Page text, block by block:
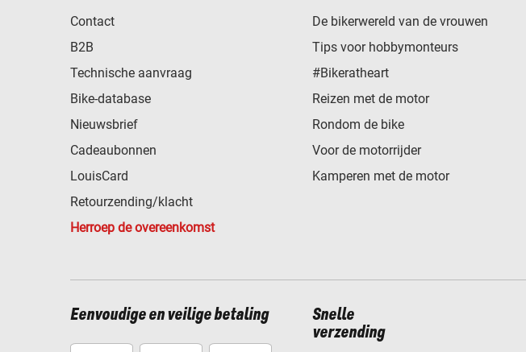
Contact
B2B
Technische aanvraag
Bike-database
Nieuwsbrief
Cadeaubonnen
LouisCard
Retourzending/klacht
Herroep de overeenkomst
De bikerwereld van de vrouwen
Tips voor hobbymonteurs
#Bikeratheart
Reizen met de motor
Rondom de bike
Voor de motorrijder
Kamperen met de motor
Eenvoudige en veilige betaling
Snelle
verzending